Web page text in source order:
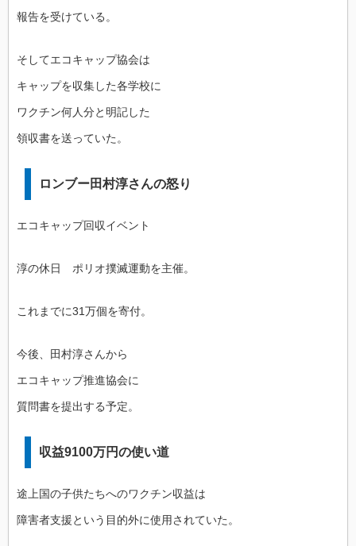
報告を受けている。
そしてエコキャップ協会は
キャップを収集した各学校に
ワクチン何人分と明記した
領収書を送っていた。
ロンブー田村淳さんの怒り
エコキャップ回収イベント
淳の休日 ポリオ撲滅運動を主催。
これまでに31万個を寄付。
今後、田村淳さんから
エコキャップ推進協会に
質問書を提出する予定。
収益9100万円の使い道
途上国の子供たちへのワクチン収益は
障害者支援という目的外に使用されていた。